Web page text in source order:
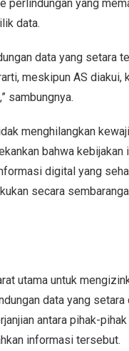
perlindungan yang
data.
data yang setara
meskipun AS diakui,
sambungnya.
menghilangkan
bahwa kebijakan
digital yang
secara
utama untuk
data yang setara
antara pihak-
informasi tersebut.